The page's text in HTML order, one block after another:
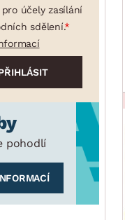
účely zasílání
sdělení.
pohodlí